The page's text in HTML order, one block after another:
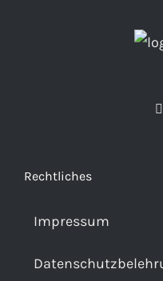
Rechtliches
Impressum